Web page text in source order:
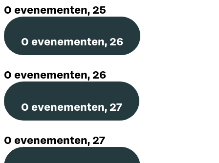
0 evenementen, 25
0 evenementen, 26
0 evenementen, 26
0 evenementen, 27
0 evenementen, 27